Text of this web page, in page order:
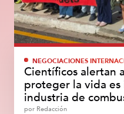
NEGOCIACIONES
Científicos alertan
proteger la vida
industria de
por Redacción